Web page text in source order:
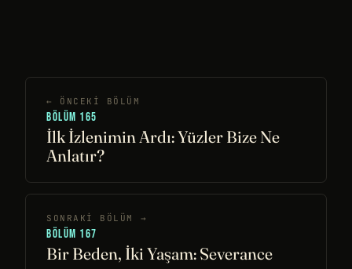
← ÖNCEKI BÖLÜM
BÖLÜM 165
İlk İzlenimin Ardı: Yüzler Bize Ne
Anlatır?
SONRAKI BÖLÜM →
BÖLÜM 167
Bir Beden, İki Yaşam: Severance